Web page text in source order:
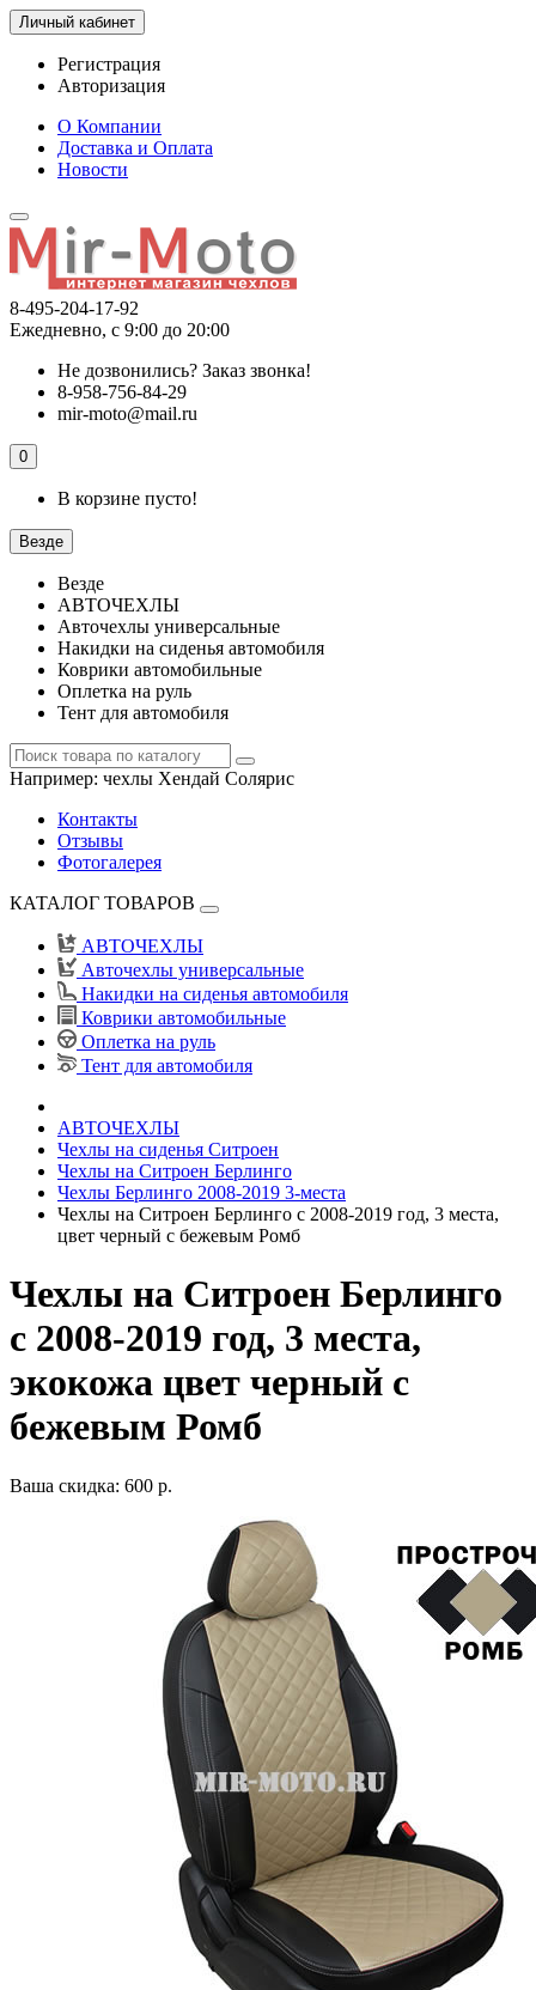
Личный кабинет
Регистрация
Авторизация
О Компании
Доставка и Оплата
Новости
8-495-204-17-92
Ежедневно, с 9:00 до 20:00
Не дозвонились? Заказ звонка!
8-958-756-84-29
mir-moto@mail.ru
0
В корзине пусто!
Везде
Везде
АВТОЧЕХЛЫ
Авточехлы универсальные
Накидки на сиденья автомобиля
Коврики автомобильные
Оплетка на руль
Тент для автомобиля
Например: чехлы Хендай Солярис
Контакты
Отзывы
Фотогалерея
КАТАЛОГ ТОВАРОВ
АВТОЧЕХЛЫ
Авточехлы универсальные
Накидки на сиденья автомобиля
Коврики автомобильные
Оплетка на руль
Тент для автомобиля
АВТОЧЕХЛЫ
Чехлы на сиденья Ситроен
Чехлы на Ситроен Берлинго
Чехлы Берлинго 2008-2019 3-места
Чехлы на Ситроен Берлинго с 2008-2019 год, 3 места,
цвет черный с бежевым Ромб
Чехлы на Ситроен Берлинго
с 2008-2019 год, 3 места,
экокожа цвет черный с
бежевым Ромб
Ваша скидка: 600 р.